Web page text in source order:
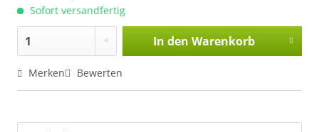
Sofort versandfertig
In den Warenkorb
Merken Bewerten